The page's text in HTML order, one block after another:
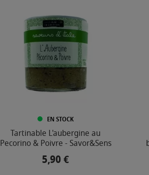
MARQUE
PRIX
EN STOCK
Tartinable L'aubergine au
Pecorino & Poivre - Savor&Sens
Prix
5,90 €